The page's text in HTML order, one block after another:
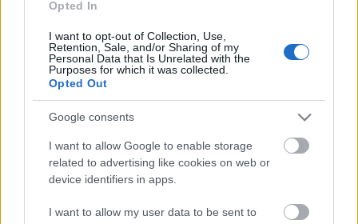
Opted In
I want to opt-out of Collection, Use,
Retention, Sale, and/or Sharing of my
Personal Data that Is Unrelated with the
Purposes for which it was collected.
Opted Out
Google consents
I want to allow Google to enable storage
related to advertising like cookies on web or
device identifiers in apps.
I want to allow my user data to be sent to
Gloria Mundi 2010. október 13.
Az első részre érkezett, 300-at is meghaladó
komment alapján bátran állíthatom, hogy
darázsfészekbe nyúltam a témával, noha érzésem
szerint túlságosan provokatív megjegyzéseket nem
tettem. A poszt témája nem az Egyház 2000 éves
történelmének megítélése volt, de ilyenkor…
A "Vago" hadművelet